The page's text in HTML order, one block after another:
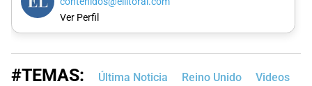
Ver Perfil
#TEMAS: Última Noticia Reino Unido Videos